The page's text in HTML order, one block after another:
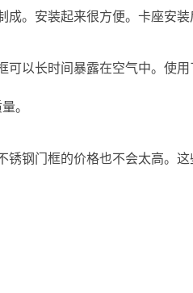
。安装起来很方便。卡座安装
以长时间暴露在空气中。使
。
钢门框的价格也不会太高。